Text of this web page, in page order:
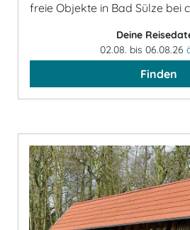
freie Objekte in Bad Sülze bei
Deine
02.08. bis 06.08.26
Finden